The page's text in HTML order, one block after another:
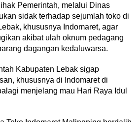
Pemerintah, melalui Dinas
sidak terhadap sejumlah toko di
khususnya Indomaret, agar
akibat ulah oknum pedagang
dagangan kedaluwarsa.
Kabupaten Lebak sigap
khususnya di Indomaret di
menjelang mau Hari Raya Idul